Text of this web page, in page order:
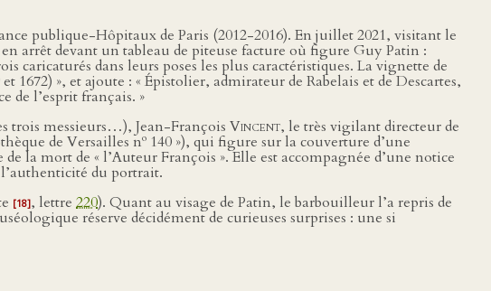
publique-Hôpitaux de Paris (2012-2016). En juillet 2021, visitant le
arrêt devant un tableau de piteuse facture où figure Guy Patin :
caricaturés dans leurs poses les plus caractéristiques. La vignette de
1672) », et ajoute : « Épistolier, admirateur de Rabelais et de Descartes,
de l’esprit français. »
trois messieurs…), Jean-François Vincent, le très vigilant directeur de
de Versailles no 140 »), qui figure sur la couverture d’une
la mort de « l’Auteur François ». Elle est accompagnée d’une notice
du portrait.
[18], lettre 220). Quant au visage de Patin, le barbouilleur l’a repris de
réserve décidément de curieuses surprises : une si